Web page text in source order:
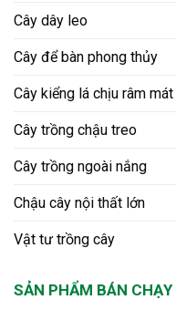
Cây dây leo
Cây để bàn phong thủy
Cây kiểng lá chịu râm mát
Cây trồng chậu treo
Cây trồng ngoài nắng
Chậu cây nội thất lớn
Vật tư trồng cây
SẢN PHẨM BÁN CHẠY